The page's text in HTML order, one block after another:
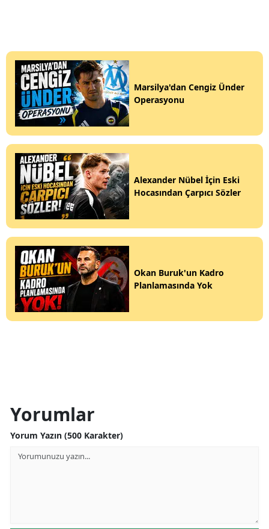
Marsilya'dan Cengiz Ünder
Operasyonu
Alexander Nübel İçin Eski
Hocasından Çarpıcı Sözler
Okan Buruk'un Kadro
Planlamasında Yok
Yorumlar
Yorum Yazın (500 Karakter)